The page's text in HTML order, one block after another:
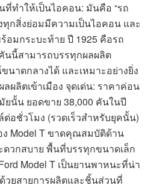
ที่ทำให้เป็นไอคอน: มันคือ “รถ
ทุกสิ่งย่อมมีความเป็นไอคอน และ
อมกระบะท้าย ปี 1925 คือรถ
นนี้สามารถบรรทุกผลผลิต
าดกลางได้ และเหมาะอย่างยิ่ง
ผลิตเข้าเมือง จุดเด่น: ราคาค่อน
ยนั้น ยอดขาย 38,000 คันในปี
ต่อชั่วโมง (รวดเร็วสำหรับยุคนั้น)
Model T ขาดคุณสมบัติด้าน
วกสบาย พื้นที่บรรทุกขนาดเล็ก
Model T เป็นยานพาหนะที่น่า
วยสายการผลิตและชิ้นส่วนที่